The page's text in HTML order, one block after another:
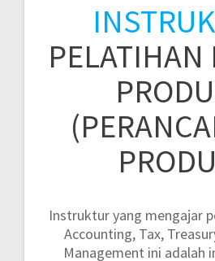
PELATIHAN
Instruktur yang mengajar
Accounting, Tax,
Management ini adalah